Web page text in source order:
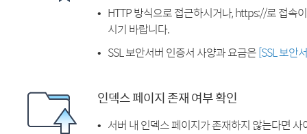
HTTP 방식으로 접근하시거나, https://로 접속
시기 바랍니다.
SSL 보안서버 인증서 사양과 요금은[SSL 보안
인덱스 페이지 존재 여부 확인
서버 내 인덱스 페이지가 존재하지 않는다면